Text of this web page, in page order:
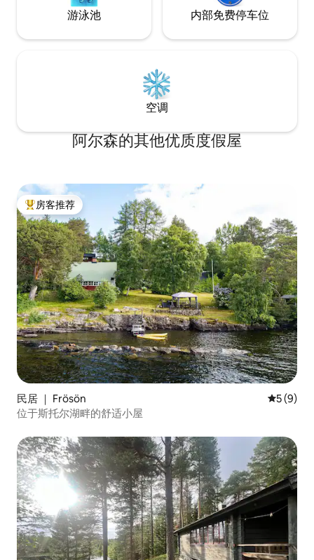
游泳池 内部免费停车位
空调
阿尔森的其他优质度假屋
热门「房客推荐」
房客推荐
民居 ｜ Frösön 平均评分
5 (9)
位于斯托尔湖畔的舒适小屋